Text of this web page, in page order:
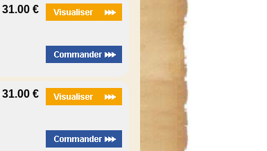
31.00 €
31.00 €